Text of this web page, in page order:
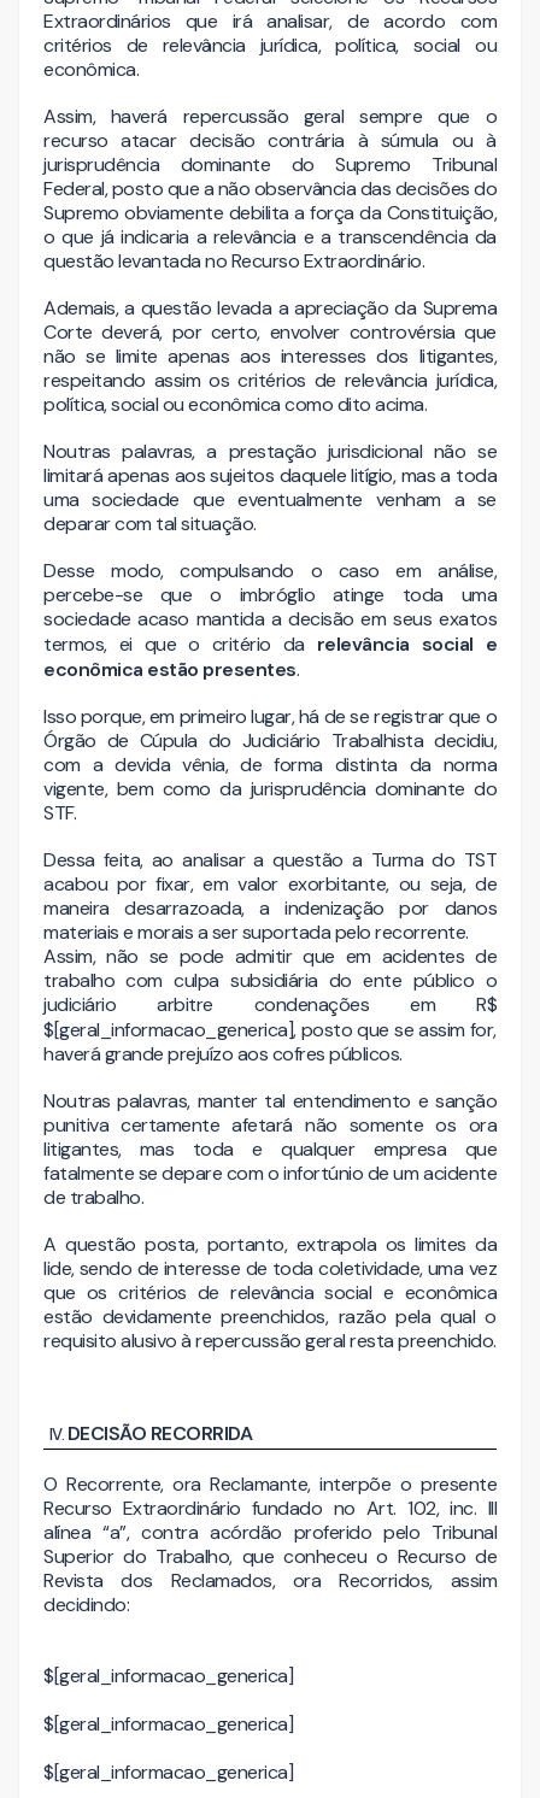
Extraordinários que irá analisar, de acordo com
critérios de relevância jurídica, política, social ou
econômica.
Assim, haverá repercussão geral sempre que o
recurso atacar decisão contrária à súmula ou à
jurisprudência dominante do Supremo Tribunal
Federal, posto que a não observância das decisões do
Supremo obviamente debilita a força da Constituição,
o que já indicaria a relevância e a transcendência da
questão levantada no Recurso Extraordinário.
Ademais, a questão levada a apreciação da Suprema
Corte deverá, por certo, envolver controvérsia que
não se limite apenas aos interesses dos litigantes,
respeitando assim os critérios de relevância jurídica,
política, social ou econômica como dito acima.
Noutras palavras, a prestação jurisdicional não se
limitará apenas aos sujeitos daquele litígio, mas a toda
uma sociedade que eventualmente venham a se
deparar com tal situação.
Desse modo, compulsando o caso em análise,
percebe-se que o imbróglio atinge toda uma
sociedade acaso mantida a decisão em seus exatos
termos, ei que o critério da relevância social e
econômica estão presentes.
Isso porque, em primeiro lugar, há de se registrar que o
Órgão de Cúpula do Judiciário Trabalhista decidiu,
com a devida vênia, de forma distinta da norma
vigente, bem como da jurisprudência dominante do
STF.
Dessa feita, ao analisar a questão a Turma do TST
acabou por fixar, em valor exorbitante, ou seja, de
maneira desarrazoada, a indenização por danos
materiais e morais a ser suportada pelo recorrente.
Assim, não se pode admitir que em acidentes de
trabalho com culpa subsidiária do ente público o
judiciário arbitre condenações em R$
$[geral_informacao_generica],posto que se assim for,
haverá grande prejuízo aos cofres públicos.
Noutras palavras, manter tal entendimento e sanção
punitiva certamente afetará não somente os ora
litigantes, mas toda e qualquer empresa que
fatalmente se depare com o infortúnio de um acidente
de trabalho.
A questão posta, portanto, extrapola os limites da
lide, sendo de interesse de toda coletividade, uma vez
que os critérios de relevância social e econômica
estão devidamente preenchidos, razão pela qual o
requisito alusivo à repercussão geral resta preenchido.
DECISÃO RECORRIDA
O Recorrente, ora Reclamante, interpõe o presente
Recurso Extraordinário fundado no Art. 102, inc. III
alínea “a”, contra acórdão proferido pelo Tribunal
Superior do Trabalho, que conheceu o Recurso de
Revista dos Reclamados, ora Recorridos, assim
decidindo:
$[geral_informacao_generica]
$[geral_informacao_generica]
$[geral_informacao_generica]